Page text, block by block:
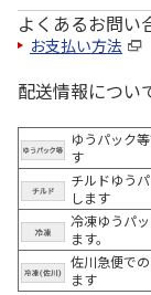
よくあるお問い
お支払い方法
配送情報につい
ゆうパック
す
チルドゆう
します
冷凍ゆうパ
ます。
佐川急便で
ます